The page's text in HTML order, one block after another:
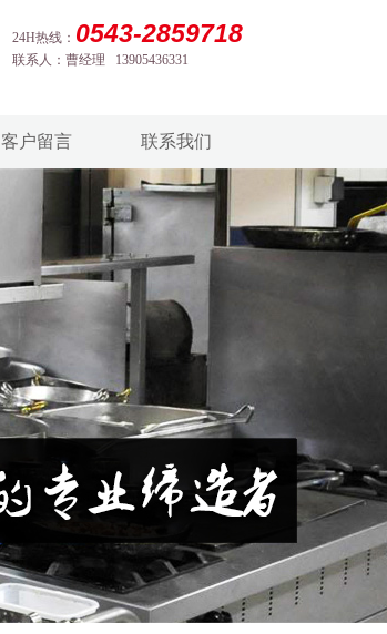
24H热线： 0543-2859718
联系人：曹经理 13905436331
客户留言 联系我们